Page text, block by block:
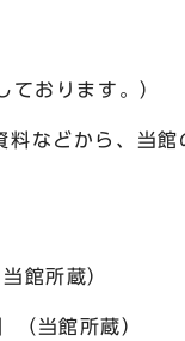
おります。）
から、当館の
所蔵）
当館所蔵）